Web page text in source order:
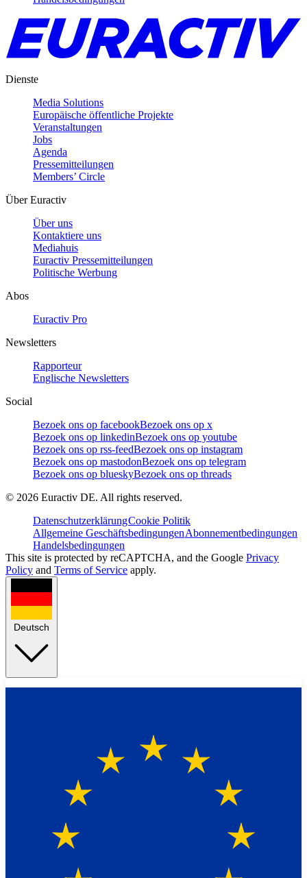
Dienste
Media Solutions
Europäische öffentliche Projekte
Veranstaltungen
Jobs
Agenda
Pressemitteilungen
Members’ Circle
Über Euractiv
Über uns
Kontaktiere uns
Mediahuis
Euractiv Pressemitteilungen
Politische Werbung
Abos
Euractiv Pro
Newsletters
Rapporteur
Englische Newsletters
Social
Bezoek ons op facebookBezoek ons op x
Bezoek ons op linkedinBezoek ons op youtube
Bezoek ons op rss-feedBezoek ons op instagram
Bezoek ons op mastodonBezoek ons op telegram
Bezoek ons op blueskyBezoek ons op threads
© 2026 Euractiv DE. All rights reserved.
DatenschutzerklärungCookie Politik
Allgemeine GeschäftsbedingungenAbonnementbedingungen
Handelsbedingungen
This site is protected by reCAPTCHA, and the Google Privacy
Policy and Terms of Service apply.
Deutsch